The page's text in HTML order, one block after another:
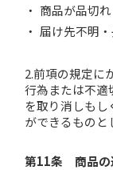
商品が品切
届け先不明
2.前項の規定に
行為または不適
を取り消しもし
ができるものと
第11条 商品の